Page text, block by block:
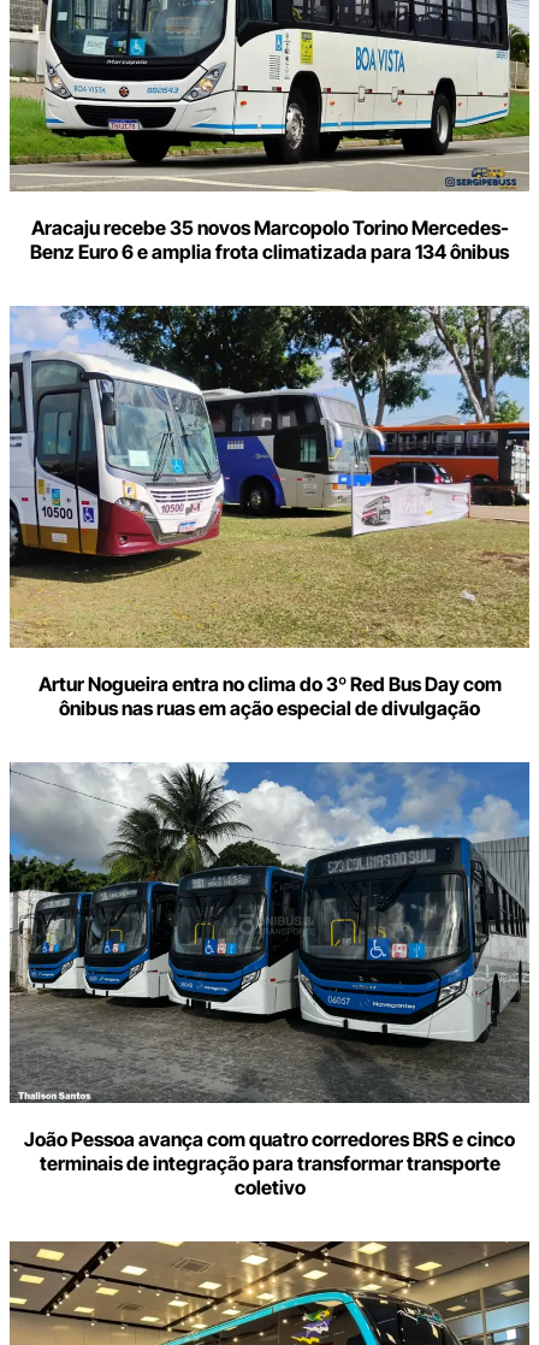
Aracaju recebe 35 novos Marcopolo Torino Mercedes-
Benz Euro 6 e amplia frota climatizada para 134 ônibus
Artur Nogueira entra no clima do 3º Red Bus Day com
ônibus nas ruas em ação especial de divulgação
João Pessoa avança com quatro corredores BRS e cinco
terminais de integração para transformar transporte
coletivo